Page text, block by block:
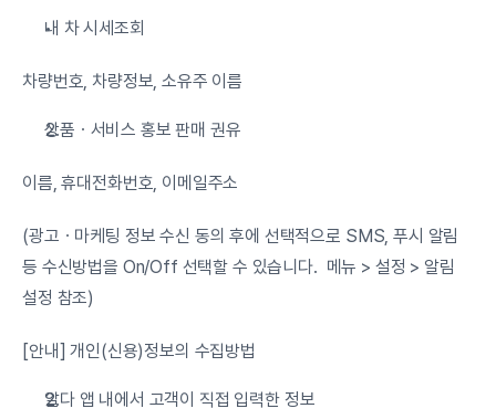
내 차 시세조회
차량번호, 차량정보, 소유주 이름
상품ㆍ서비스 홍보 판매 권유
이름, 휴대전화번호, 이메일주소
(광고ㆍ마케팅 정보 수신 동의 후에 선택적으로 SMS, 푸시 알림
등 수신방법을 On/Off 선택할 수 있습니다.  메뉴 > 설정 > 알림
설정 참조)
[안내] 개인(신용)정보의 수집방법
알다 앱 내에서 고객이 직접 입력한 정보